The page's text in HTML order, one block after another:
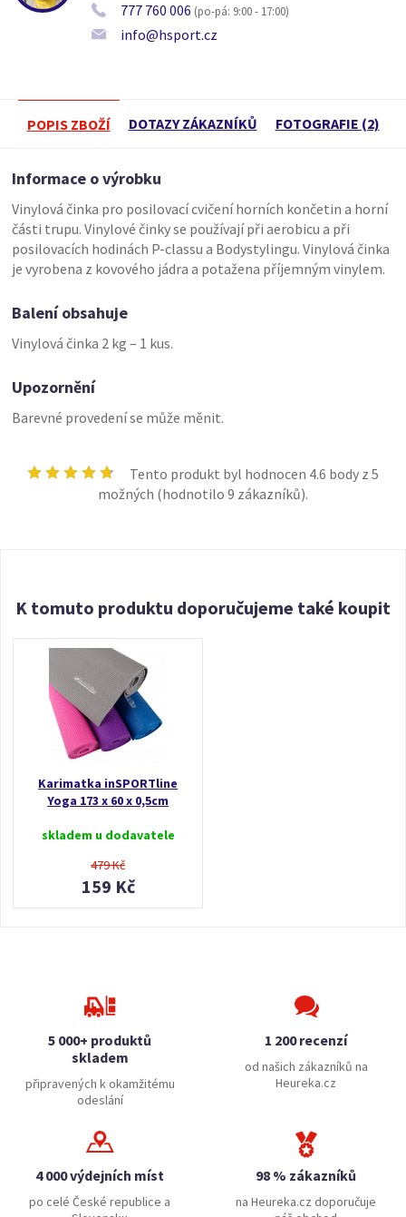
777 760 006 (po-pá: 9:00 - 17:00)
info@hsport.cz
POPIS ZBOŽÍ DOTAZY ZÁKAZNÍKŮ FOTOGRAFIE (2)
Informace o výrobku
Vinylová činka pro posilovací cvičení horních končetin a horní
části trupu. Vinylové činky se používají při aerobicu a při
posilovacích hodinách P-classu a Bodystylingu. Vinylová činka
je vyrobena z kovového jádra a potažena příjemným vinylem.
Balení obsahuje
Vinylová činka 2 kg – 1 kus.
Upozornění
Barevné provedení se může měnit.
Tento produkt byl hodnocen 4.6 body z 5
možných (hodnotilo 9 zákazníků).
K tomuto produktu doporučujeme také koupit
Karimatka inSPORTline
Yoga 173 x 60 x 0,5cm
skladem u dodavatele
479 Kč
159 Kč
5 000+ produktů
skladem
připravených k okamžitému
odeslání
1 200 recenzí
od našich zákazníků na
Heureka.cz
4 000 výdejních míst
po celé České republice a
98 % zákazníků
na Heureka.cz doporučuje